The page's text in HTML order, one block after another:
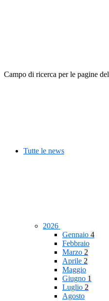
Campo di ricerca per le pagine
Tutte le news
2026
Gennaio 4
Febbraio
Marzo 2
Aprile 2
Maggio
Giugno 1
Luglio 2
Agosto